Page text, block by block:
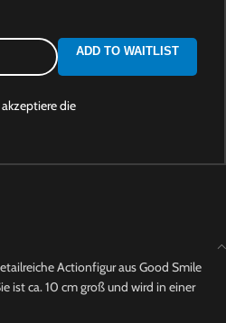
ADD TO WAITLIST
die
Actionfigur aus Good Smile
ist ca. 10 cm groß und wird in einer